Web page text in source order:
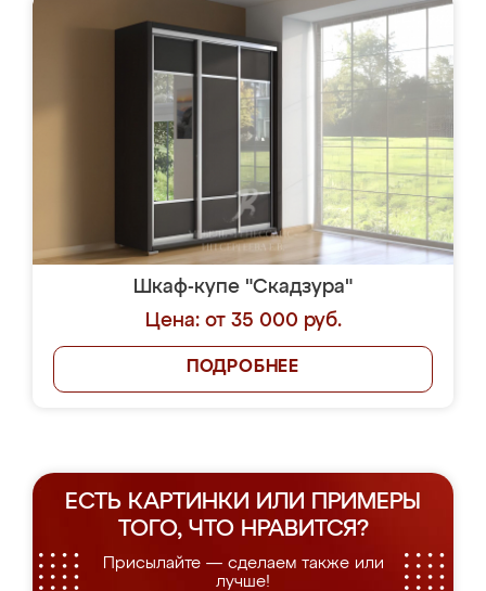
Шкаф-купе "Скадзура"
Цена: от 35 000 руб.
ПОДРОБНЕЕ
ЕСТЬ КАРТИНКИ ИЛИ ПРИМЕРЫ
ТОГО, ЧТО НРАВИТСЯ?
Присылайте — сделаем также или
лучше!